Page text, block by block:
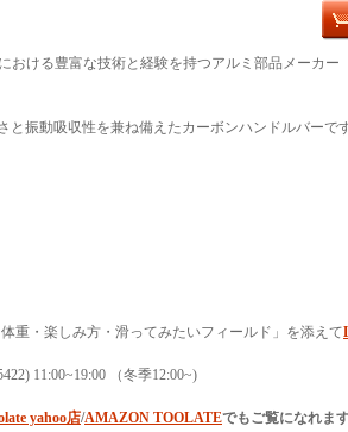
ける豊富な技術と経験を持つアルミ部品メーカー
振動吸収性を兼ね備えたカーボンハンドルバーです
重・楽しみ方・滑ってみたいフィールド」を添えて
11:00~19:00 （冬季12:00~)
yahoo店/AMAZON TOOLATEでもご覧になれます